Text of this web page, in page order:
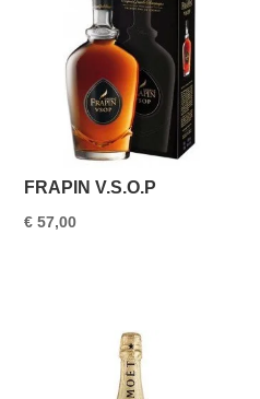
FRAPIN V.S.O.P
€ 57,00